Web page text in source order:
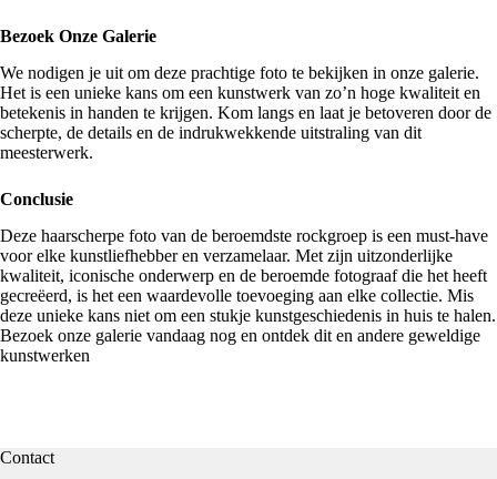
Bezoek Onze Galerie
We nodigen je uit om deze prachtige foto te bekijken in onze galerie.
Het is een unieke kans om een kunstwerk van zo’n hoge kwaliteit en
betekenis in handen te krijgen. Kom langs en laat je betoveren door de
scherpte, de details en de indrukwekkende uitstraling van dit
meesterwerk.
Conclusie
Deze haarscherpe foto van de beroemdste rockgroep is een must-have
voor elke kunstliefhebber en verzamelaar. Met zijn uitzonderlijke
kwaliteit, iconische onderwerp en de beroemde fotograaf die het heeft
gecreëerd, is het een waardevolle toevoeging aan elke collectie. Mis
deze unieke kans niet om een stukje kunstgeschiedenis in huis te halen.
Bezoek onze galerie vandaag nog en ontdek dit en andere geweldige
kunstwerken
Contact